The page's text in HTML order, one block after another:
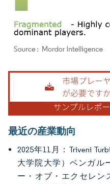
画像 © Mordor Intelligence。再利用
最近の産業動向
2025年11月：Triveni
大学院大学）ベンガル
ー・オブ・エクセレン